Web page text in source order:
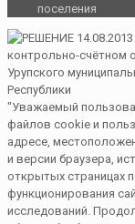
поселения
"Уважаемый
файлов cookie и
адресе,
и версии браузера,
открытых страницах
функционирования
исследований.